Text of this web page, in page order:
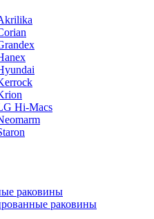
Hi-Macs
раковины
раковины